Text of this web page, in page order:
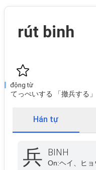
rút binh
động từ
てっぺいする 「撤兵する」
Hán tự
兵 BINH
On:ヘイ、ヒョ